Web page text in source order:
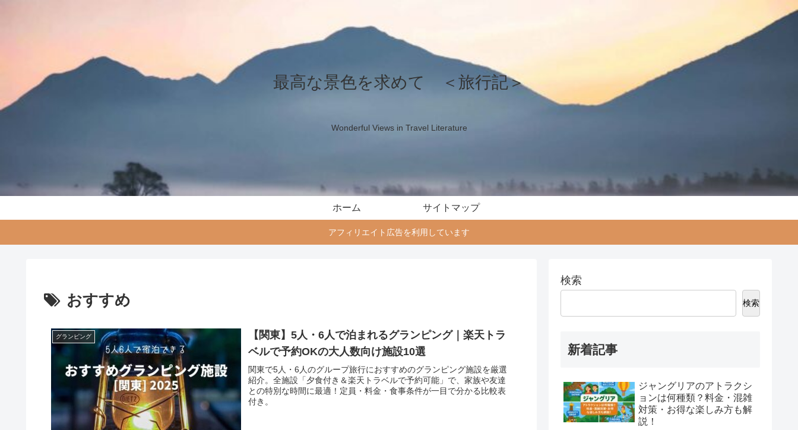
最高な景色を求めて ＜旅行記＞
Wonderful Views in Travel Literature
ホーム サイトマップ
アフィリエイト広告を利用しています
おすすめ
グランピング
【関東】5人・6人で泊まれるグランピング｜楽天トラ
ベルで予約OKの大人数向け施設10選
関東で5人・6人のグループ旅行におすすめのグランピング施設を厳選
紹介。全施設「夕食付き＆楽天トラベルで予約可能」で、家族や友達
との特別な時間に最適！定員・料金・食事条件が一目で分かる比較表
付き。
検索
検索
新着記事
ジャングリアのアトラクシ
ョンは何種類？料金・混雑
対策・お得な楽しみ方も解
説！